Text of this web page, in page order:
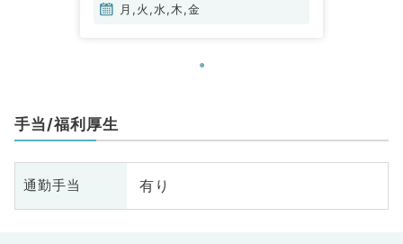
月,火,水,木,金
手当/福利厚生
通勤手当 有り